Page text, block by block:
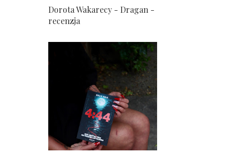
Dorota Wakarecy - Dragan -
recenzja